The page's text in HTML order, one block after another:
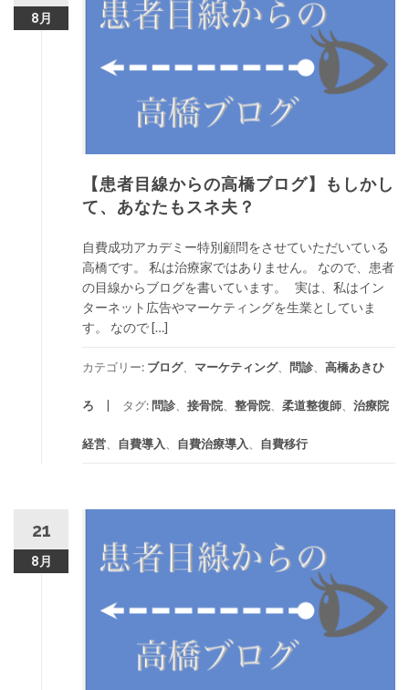
8月
【患者目線からの高橋ブログ】もしかし
て、あなたもスネ夫？
自費成功アカデミー特別顧問をさせていただいている
高橋です。 私は治療家ではありません。 なので、患者
の目線からブログを書いています。 実は、私はイン
ターネット広告やマーケティングを生業としていま
す。 なので […]
カテゴリー: ブログ、 マーケティング、 問診、 高橋あきひ
ろ タグ: 問診、 接骨院、 整骨院、 柔道整復師、 治療院
経営、 自費導入、 自費治療導入、 自費移行
21
8月